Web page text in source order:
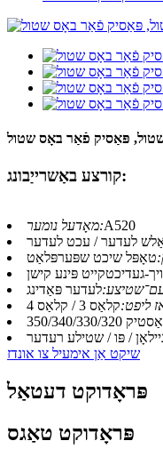
פּאַסיק פֿאַר באָס שטול
קורצע באַשרייַבונג:
מאָדעל נומער:A520
לעדער / עכט לעדער
טאָפּל שיכט שפּערפּלאַט
געדיכטקייט פּינע קישן
לעדער פּאַדינג
ליפט:קלאַס 3 / קלאַס 4
330/320
/ פּו / שטילע רעדער
שיקט אַן אימעיל צו אונדז
פּראָדוקט דעטאַל
פּראָדוקט טאַגס